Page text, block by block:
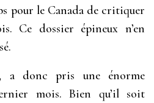
pour le Canada de critiquer
Ce dossier épineux n’en
a donc pris une énorme
mois. Bien qu’il soit